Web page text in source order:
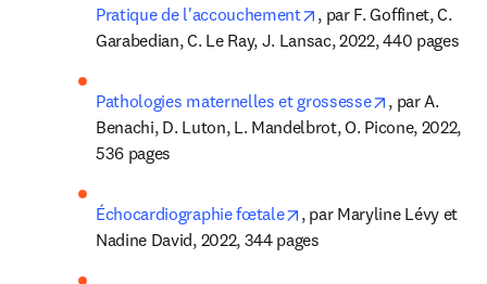
Pratique de l'accouchement opens in new tab/
, par F. Goffinet, C.
Garabedian, C. Le Ray, J. Lansac, 2022, 440 pages
Pathologies maternelles et grossesse opens in
, par A.
Benachi, D. Luton, L. Mandelbrot, O. Picone, 2022,
536 pages
Échocardiographie fœtale opens in new tab/window
, par Maryline Lévy et
Nadine David, 2022, 344 pages